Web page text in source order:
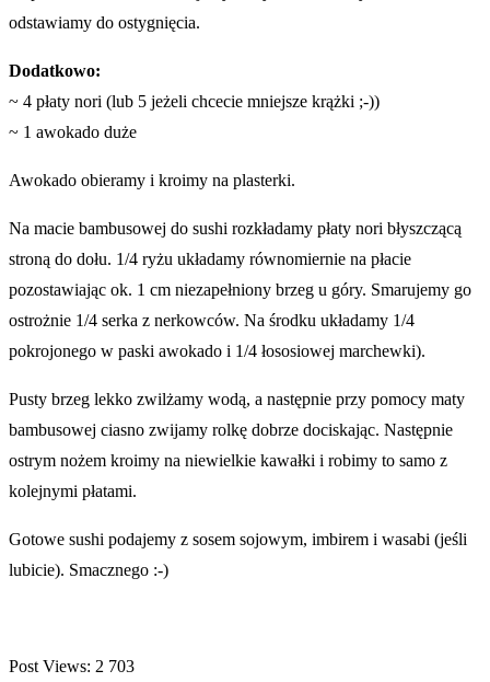
odstawiamy do ostygnięcia.
Dodatkowo:
~ 4 płaty nori (lub 5 jeżeli chcecie mniejsze krążki ;-))
~ 1 awokado duże
Awokado obieramy i kroimy na plasterki.
Na macie bambusowej do sushi rozkładamy płaty nori błyszczącą
stroną do dołu. 1/4 ryżu układamy równomiernie na płacie
pozostawiając ok. 1 cm niezapełniony brzeg u góry. Smarujemy go
ostrożnie 1/4 serka z nerkowców. Na środku układamy 1/4
pokrojonego w paski awokado i 1/4 łososiowej marchewki).
Pusty brzeg lekko zwilżamy wodą, a następnie przy pomocy maty
bambusowej ciasno zwijamy rolkę dobrze dociskając. Następnie
ostrym nożem kroimy na niewielkie kawałki i robimy to samo z
kolejnymi płatami.
Gotowe sushi podajemy z sosem sojowym, imbirem i wasabi (jeśli
lubicie). Smacznego :-)
Post Views: 2 703